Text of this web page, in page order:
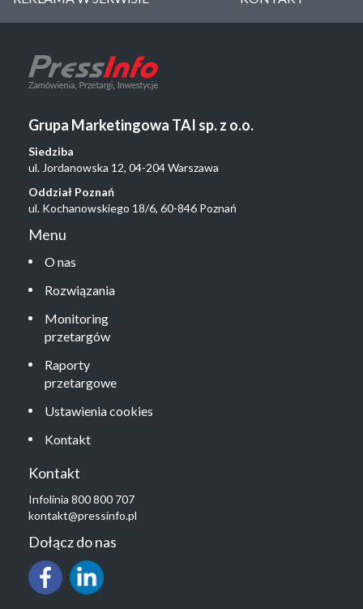
Grupa Marketingowa TAI sp. z o.o.
Siedziba
ul. Jordanowska 12, 04-204 Warszawa
Oddział Poznań
ul. Kochanowskiego 18/6, 60-846 Poznań
Menu
O nas
Rozwiązania
Monitoring
przetargów
Raporty
przetargowe
Ustawienia cookies
Kontakt
Kontakt
Infolinia 800 800 707
kontakt@pressinfo.pl
Dołącz do nas